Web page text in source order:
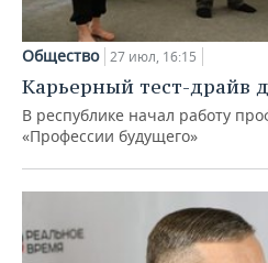
Общество 27 июл, 16:15
Карьерный тест-драйв
В республике начал работу
«Профессии будущего»